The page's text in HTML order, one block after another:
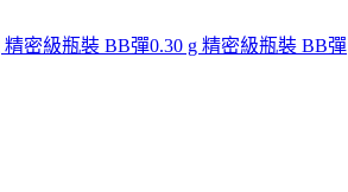
精密級瓶裝 BB彈0.30 g 精密級瓶裝 BB彈